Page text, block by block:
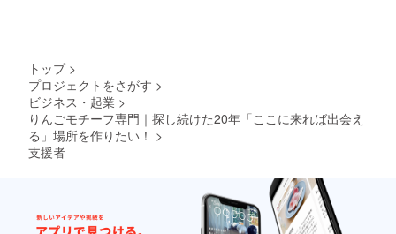
間有
外、他
クーポ
ンとの
併用は
IREの
優先招
待URL
とクー
ポン
バー」
のお名
前は備
考欄に
前
（ニッ
したオ
リジナ
ルデザ
インの
トップ >
プロジェクトをさがす >
ビジネス・起業 >
りんごモチーフ専門｜探し続けた20年「ここに来れば出会え
る」場所を作りたい！ >
支援者